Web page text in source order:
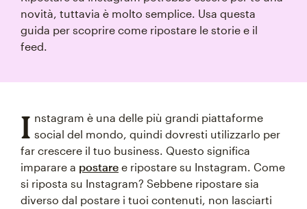
novità, tuttavia è molto semplice. Usa questa
guida per scoprire come ripostare le storie e il
feed.
I nstagram è una delle più grandi piattaforme
social del mondo, quindi dovresti utilizzarlo per
far crescere il tuo business. Questo significa
imparare a postare e ripostare su Instagram. Come
si riposta su Instagram? Sebbene ripostare sia
diverso dal postare i tuoi contenuti, non lasciarti